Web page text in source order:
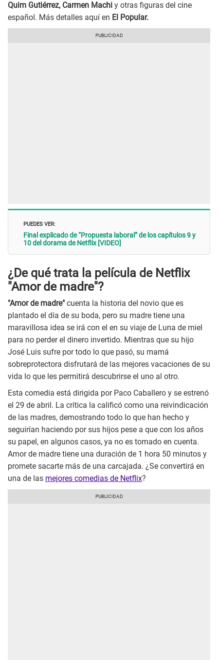
Quim Gutiérrez, Carmen Machi y otras figuras del cine
español. Más detalles aquí en El Popular.
PUEDES VER:
Final explicado de “Propuesta laboral” de los capítulos 9 y
10 del dorama de Netflix [VIDEO]
¿De qué trata la película de Netflix
"Amor de madre"?
"Amor de madre" cuenta la historia del novio que es
plantado el día de su boda, pero su madre tiene una
maravillosa idea se irá con el en su viaje de Luna de miel
para no perder el dinero invertido. Mientras que su hijo
José Luis sufre por todo lo que pasó, su mamá
sobreprotectora disfrutará de las mejores vacaciones de su
vida lo que les permitirá descubrirse el uno al otro.
Esta comedia está dirigida por Paco Caballero y se estrenó
el 29 de abril. La crítica la calificó como una reivindicación
de las madres, demostrando todo lo que han hecho y
seguirían haciendo por sus hijos pese a que con los años
su papel, en algunos casos, ya no es tomado en cuenta.
Amor de madre tiene una duración de 1 hora 50 minutos y
promete sacarte más de una carcajada. ¿Se convertirá en
una de las mejores comedias de Netflix?